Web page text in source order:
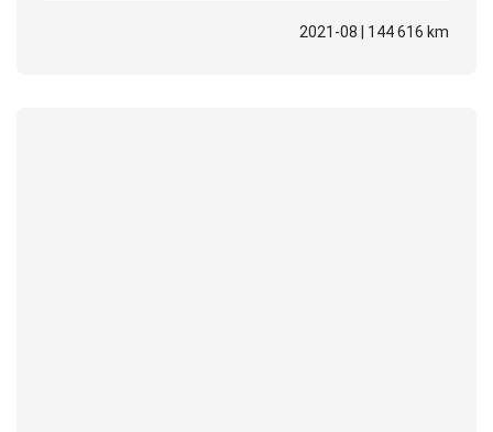
2021-08 | 144 616 km